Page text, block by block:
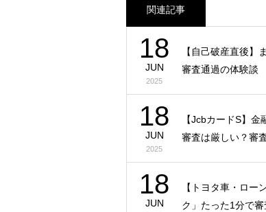
関連記事
18
JUN
2025
【自己破産直後】
審査通過の体験談
18
JUN
2025
【JcbカードS】金
審査は厳しい？審
18
JUN
【トヨタ車・ロー
ク」たった1分で